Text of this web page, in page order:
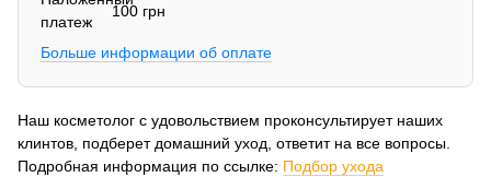
100 грн
Больше информации об оплате
Наш косметолог с удовольствием проконсультирует наших
клинтов, подберет домашний уход, ответит на все вопросы.
Подробная информация по ссылке: Подбор ухода